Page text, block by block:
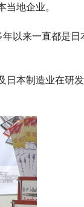
地企业。
来一直都是日
本制造业在研